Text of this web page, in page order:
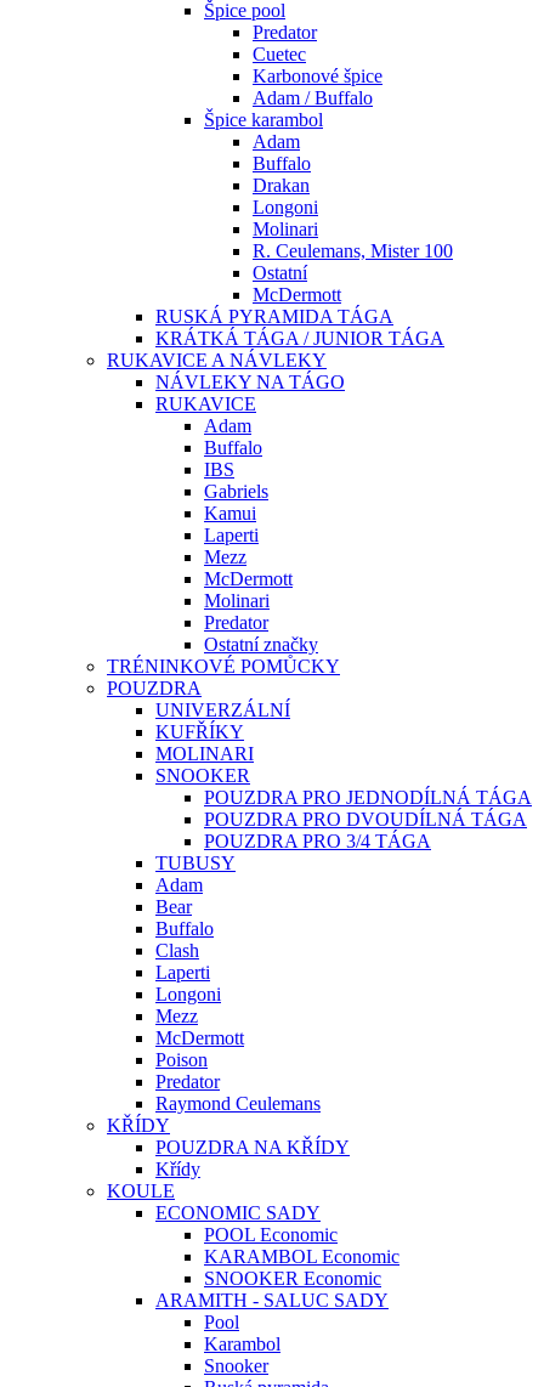
Špice pool
Predator
Cuetec
Karbonové špice
Adam / Buffalo
Špice karambol
Adam
Buffalo
Drakan
Longoni
Molinari
R. Ceulemans, Mister 100
Ostatní
McDermott
RUSKÁ PYRAMIDA TÁGA
KRÁTKÁ TÁGA / JUNIOR TÁGA
RUKAVICE A NÁVLEKY
NÁVLEKY NA TÁGO
RUKAVICE
Adam
Buffalo
IBS
Gabriels
Kamui
Laperti
Mezz
McDermott
Molinari
Predator
Ostatní značky
TRÉNINKOVÉ POMŮCKY
POUZDRA
UNIVERZÁLNÍ
KUFŘÍKY
MOLINARI
SNOOKER
POUZDRA PRO JEDNODÍLNÁ TÁGA
POUZDRA PRO DVOUDÍLNÁ TÁGA
POUZDRA PRO 3/4 TÁGA
TUBUSY
Adam
Bear
Buffalo
Clash
Laperti
Longoni
Mezz
McDermott
Poison
Predator
Raymond Ceulemans
KŘÍDY
POUZDRA NA KŘÍDY
Křídy
KOULE
ECONOMIC SADY
POOL Economic
KARAMBOL Economic
SNOOKER Economic
ARAMITH - SALUC SADY
Pool
Karambol
Snooker